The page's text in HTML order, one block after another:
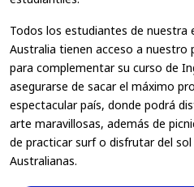
Todos los estudiantes de nuestra
Australia tienen acceso a nuestro
para complementar su curso de
asegurarse de sacar el máximo
espectacular país, donde podrá
arte maravillosas, además de
de practicar surf o disfrutar del sol
Australianas.